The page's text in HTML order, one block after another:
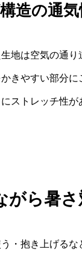
造の通
地は空気の通
きやすい部分
ストレッチ性
がら暑
・抱き上げる